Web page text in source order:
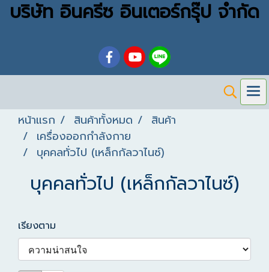
บริษัท อินครีซ อินเตอร์กรุ๊ป จำกัด
หน้าแรก สินค้าทั้งหมด
สินค้า
เครื่องออกกำลังกาย
บุคคลทั่วไป (เหล็กกัลวาไนซ์)
บุคคลทั่วไป (เหล็กกัลวาไนซ์)
เรียงตาม